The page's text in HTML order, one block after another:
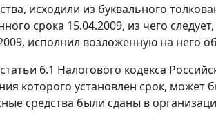
исходили из буквального
срока 15.04.2009, из чего
исполнил возложенную на него
6.1 Налогового кодекса
которого установлен срок, может
средства были сданы в